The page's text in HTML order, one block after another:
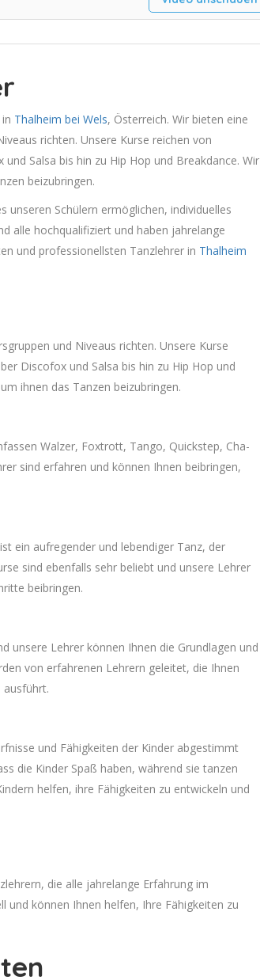
Thalheim bei Wels, Österreich. Wir bieten eine
richten. Unsere Kurse reichen von
Salsa bis hin zu Hip Hop und Breakdance. Wir
beizubringen.
unseren Schülern ermöglichen, individuelles
alle hochqualifiziert und haben jahrelange
und professionellsten Tanzlehrer in Thalheim
und Niveaus richten. Unsere Kurse
Discofox und Salsa bis hin zu Hip Hop und
ihnen das Tanzen beizubringen.
Walzer, Foxtrott, Tango, Quickstep, Cha-
sind erfahren und können Ihnen beibringen,
ein aufregender und lebendiger Tanz, der
sind ebenfalls sehr beliebt und unsere Lehrer
beibringen.
unsere Lehrer können Ihnen die Grundlagen und
von erfahrenen Lehrern geleitet, die Ihnen
ausführt.
und Fähigkeiten der Kinder abgestimmt
die Kinder Spaß haben, während sie tanzen
helfen, ihre Fähigkeiten zu entwickeln und
die alle jahrelange Erfahrung im
und können Ihnen helfen, Ihre Fähigkeiten zu